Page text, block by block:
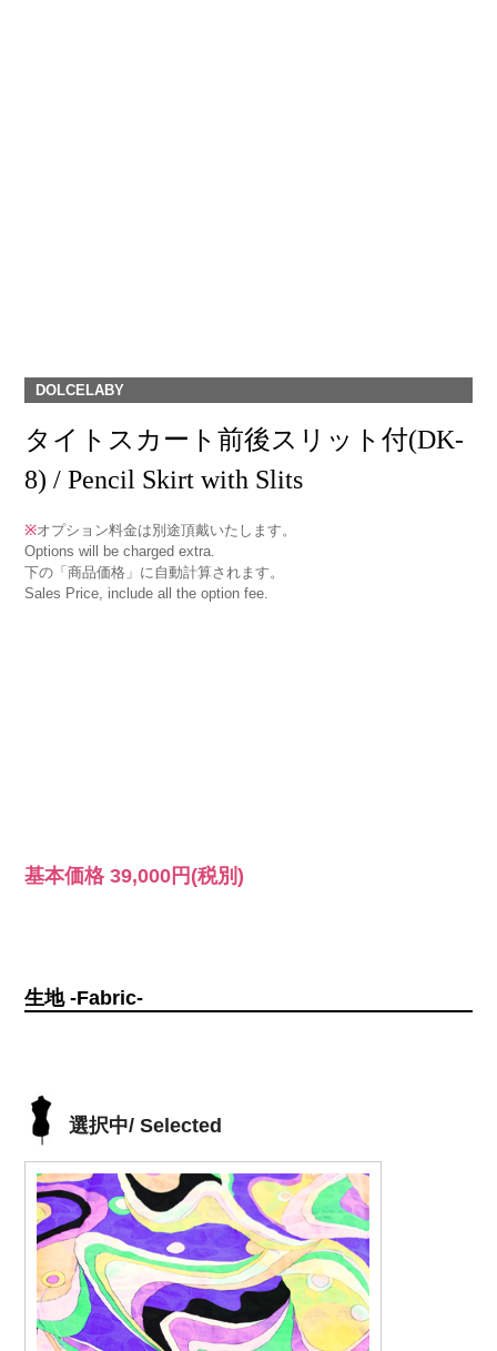
DOLCELABY
タイトスカート前後スリット付(DK-
8) / Pencil Skirt with Slits
※オプション料金は別途頂戴いたします。
Options will be charged extra.
下の「商品価格」に自動計算されます。
Sales Price, include all the option fee.
基本価格39,000円 (税別)
生地 -Fabric-
選択中/ Selected